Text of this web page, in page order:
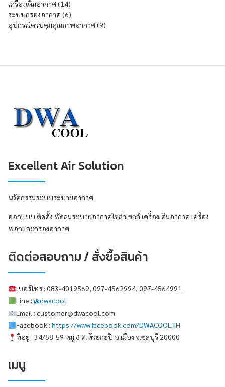
เครื่องเติมอากาศ 1414 products
ระบบกรองอากาศ 66 products
อุปกรณ์ควบคุมคุณภาพอากาศ 99 products
Excellent Air Solution
นวัตกรรมระบบระบายอากาศ
ออกแบบ ติดตั้ง พัดลมระบายอากาศโซล่าเซลล์ เครื่องเติมอากาศ เครื่อง
ฟอกและกรองอากาศ
ติดต่อสอบถาม / สั่งซื้อสินค้า
เบอร์โทร : 083-4019569, 097-4562994, 097-4564991
Line : @dwacool
Email : customer@dwacool.com
Facebook : https://www.facebook.com/DWACOOL.TH
ที่อยู่ : 34/58-59 หมู่.6 ต.ห้วยกะปิ อ.เมือง จ.ชลบุรี 20000
เมนู